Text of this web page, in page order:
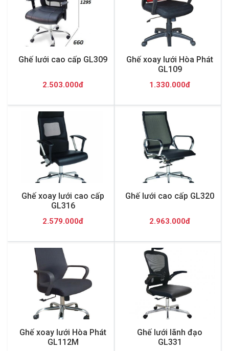
Ghế lưới cao cấp GL309
2.503.000đ
Ghế xoay lưới Hòa Phát
GL109
1.330.000đ
Ghế xoay lưới cao cấp
GL316
2.579.000đ
Ghế lưới cao cấp GL320
2.963.000đ
Ghế xoay lưới Hòa Phát
GL112M
Ghế lưới lãnh đạo
GL331